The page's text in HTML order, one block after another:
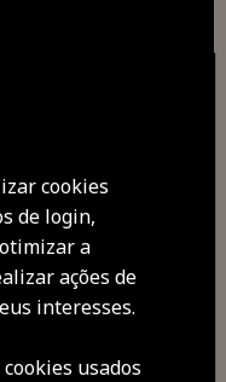
cookies
de login,
a
ações de
interesses.
usados